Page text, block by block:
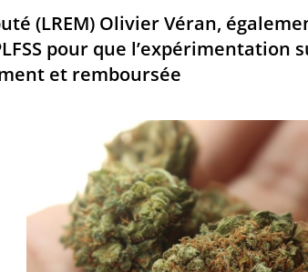
(LREM) Olivier Véran,
pour que l’expérimentation
et remboursée